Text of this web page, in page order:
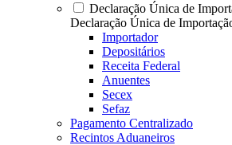
Declaração Única de
Declaração Única de
Importador
Depositários
Receita Federal
Anuentes
Secex
Sefaz
Pagamento Centralizado
Recintos Aduaneiros